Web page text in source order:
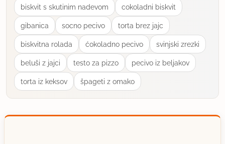
biskvit s skutinim nadevom cokoladni biskvit
gibanica socno pecivo torta brez jajc
biskvitna rolada ćokoladno pecivo svinjski zrezki
beluši z jajci testo za pizzo pecivo iz beljakov
torta iz keksov špageti z omako